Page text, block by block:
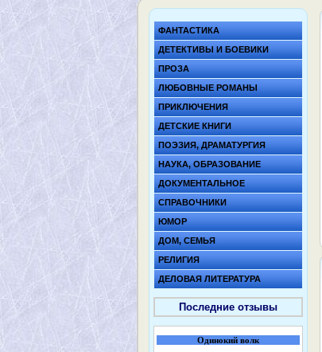
ФАНТАСТИКА
ДЕТЕКТИВЫ И БОЕВИКИ
ПРОЗА
ЛЮБОВНЫЕ РОМАНЫ
ПРИКЛЮЧЕНИЯ
ДЕТСКИЕ КНИГИ
ПОЭЗИЯ, ДРАМАТУРГИЯ
НАУКА, ОБРАЗОВАНИЕ
ДОКУМЕНТАЛЬНОЕ
СПРАВОЧНИКИ
ЮМОР
ДОМ, СЕМЬЯ
РЕЛИГИЯ
ДЕЛОВАЯ ЛИТЕРАТУРА
Последние отзывы
Одинокий волк